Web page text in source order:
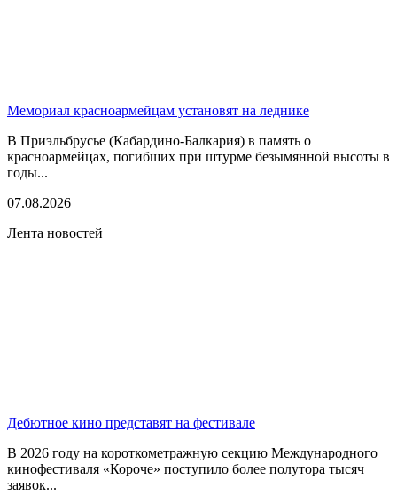
Мемориал красноармейцам установят на леднике
В Приэльбрусье (Кабардино-Балкария) в память о
красноармейцах, погибших при штурме безымянной высоты в
годы...
07.08.2026
Лента новостей
Дебютное кино представят на фестивале
В 2026 году на короткометражную секцию Международного
кинофестиваля «Короче» поступило более полутора тысяч
заявок...